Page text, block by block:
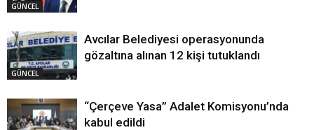
GÜNCEL
GÜNCEL
Avcılar Belediyesi operasyonunda
gözaltına alınan 12 kişi tutuklandı
“Çerçeve Yasa” Adalet Komisyonu’nda
kabul edildi